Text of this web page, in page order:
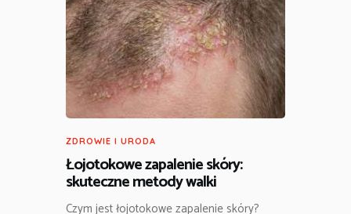
ZDROWIE I URODA
Łojotokowe zapalenie skóry:
skuteczne metody walki
Czym jest łojotokowe zapalenie skóry?